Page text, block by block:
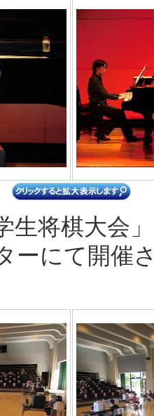
生将棋大会
ーにて開催